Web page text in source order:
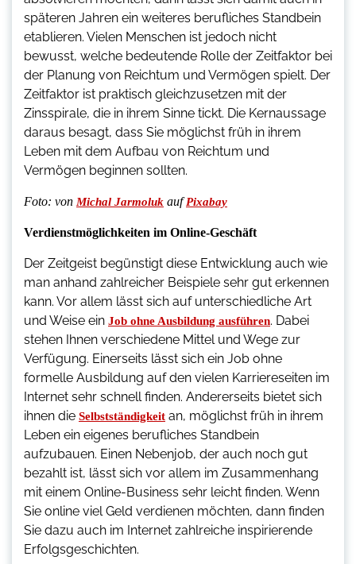
späteren Jahren ein weiteres berufliches Standbein
etablieren. Vielen Menschen ist jedoch nicht
bewusst, welche bedeutende Rolle der Zeitfaktor bei
der Planung von Reichtum und Vermögen spielt. Der
Zeitfaktor ist praktisch gleichzusetzen mit der
Zinsspirale, die in ihrem Sinne tickt. Die Kernaussage
daraus besagt, dass Sie möglichst früh in ihrem
Leben mit dem Aufbau von Reichtum und
Vermögen beginnen sollten.
Foto: von Michal Jarmoluk aufPixabay
Verdienstmöglichkeiten im Online-Geschäft
Der Zeitgeist begünstigt diese Entwicklung auch wie
man anhand zahlreicher Beispiele sehr gut erkennen
kann. Vor allem lässt sich auf unterschiedliche Art
und Weise ein Job ohne Ausbildung ausführen. Dabei
stehen Ihnen verschiedene Mittel und Wege zur
Verfügung. Einerseits lässt sich ein Job ohne
formelle Ausbildung auf den vielen Karriereseiten im
Internet sehr schnell finden. Andererseits bietet sich
ihnen die Selbstständigkeit an, möglichst früh in ihrem
Leben ein eigenes berufliches Standbein
aufzubauen. Einen Nebenjob, der auch noch gut
bezahlt ist, lässt sich vor allem im Zusammenhang
mit einem Online-Business sehr leicht finden. Wenn
Sie online viel Geld verdienen möchten, dann finden
Sie dazu auch im Internet zahlreiche inspirierende
Erfolgsgeschichten.